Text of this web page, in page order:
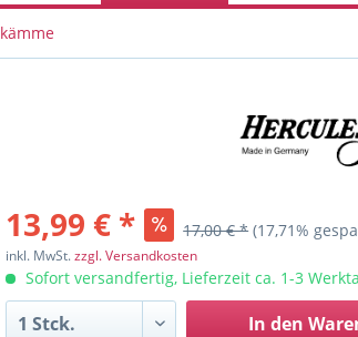
13,99 € * 17,00 € * (17,71%
inkl. MwSt.zzgl. Versandkosten
Sofort versandfertig, Lieferzeit ca. 1-3
In den